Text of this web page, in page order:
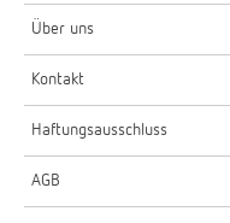
Über uns
Kontakt
Haftungsausschluss
AGB